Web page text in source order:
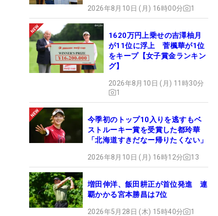
2026年8月10日 (月) 16時00分 1
1620万円上乗せの吉澤柚月
が11位に浮上 菅楓華が1位
をキープ【女子賞金ランキン
グ】
2026年8月10日 (月) 11時30分
1
今季初のトップ10入りを逃すもベ
ストルーキー賞を受賞した都玲華
「北海道すきだなー帰りたくない」
2026年8月10日 (月) 16時12分 13
増田伸洋、飯田耕正が首位発進 連
覇かかる宮本勝昌は7位
2026年5月28日 (木) 15時40分 1